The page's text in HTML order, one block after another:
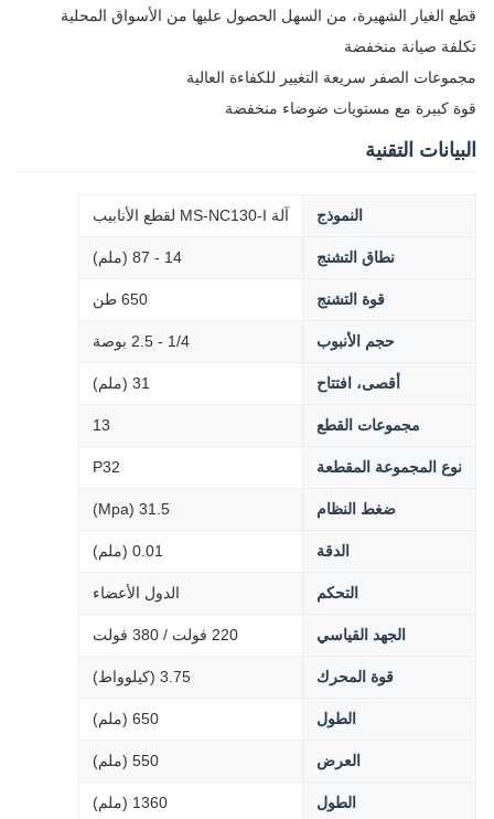
قطع الغيار الشهيرة، من السهل الحصول عليها من الأسواق المحلية
تكلفة صيانة منخفضة
مجموعات الصفر سريعة التغيير للكفاءة العالية
قوة كبيرة مع مستويات ضوضاء منخفضة
البيانات التقنية
النموذج آلة MS-NC130-I لقطع الأنابيب
نطاق التشنج 14 - 87 (ملم)
قوة التشنج 650 طن
حجم الأنبوب 1/4 - 2.5 بوصة
أقصى، افتتاح 31 (ملم)
مجموعات القطع 13
نوع المجموعة المقطعة P32
ضغط النظام 31.5 (Mpa)
الدقة 0.01 (ملم)
التحكم الدول الأعضاء
الجهد القياسي 220 فولت / 380 فولت
قوة المحرك 3.75 (كيلوواط)
الطول 650 (ملم)
العرض 550 (ملم)
الطول 1360 (ملم)